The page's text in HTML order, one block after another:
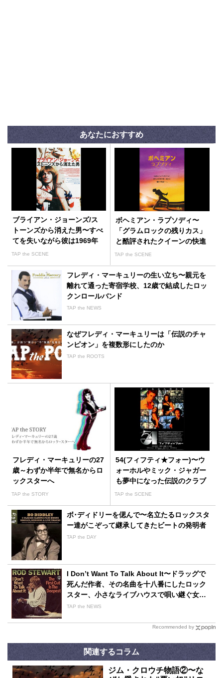
あなたにおすすめ
ブライアン・ジョーンズ/ス
トーンズから消えた男〜すべ
てを失いながら彼は1969年
に伝説になった
TAP the SCENE
ボヘミアン・ラプソディ〜
「グラムロックの残りカス」
と酷評されたクイーンの快進
撃
TAP the SCENE
フレディ・マーキュリーの生い立ち〜親元を
離れて通った寄宿学校、12歳で結成したロッ
クンロールバンド
TAP the NEWS
なぜフレディ・マーキュリーは「伝説のチャ
ンピオン」を複数形にしたのか
TAP the ROOTS
フレディ・マーキュリーの27
歳～わずか半年で無名からロ
ックスターへ
TAP the STORY
54(フィフティ★フォー)〜ウ
ォーホルやミック・ジャガー
も夢中になった伝説のクラブ
TAP the SCENE
ボ･ディドリーを偲んで〜名立たるロックスタ
ー達がこぞって継承してきたビートの発明者
TAP the DAY
I Don’t Want To Talk About It〜ドラッグで
死んだ作者、その名曲を十八番にしたロック
スター、小さなライブハウスで唄い継ぐ女性
シンガー
TAP the NEWS
Recommended by
関連するコラム
ジム・クロウチ物語②〜な